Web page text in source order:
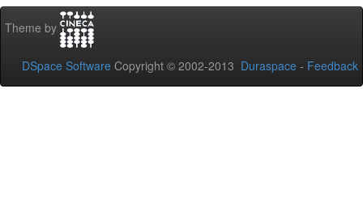
Theme by
DSpace Software Copyright © 2002-2013 Duraspace - Feedback